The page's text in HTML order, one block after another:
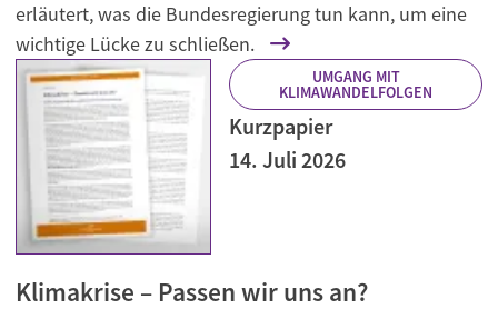
erläutert, was die Bundesregierung tun kann, um eine
wichtige Lücke zu schließen.
UMGANG MIT
KLIMAWANDELFOLGEN
Kurzpapier
14. Juli 2026
Klimakrise – Passen wir uns an?